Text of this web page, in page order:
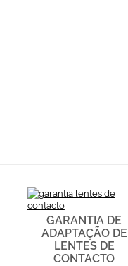
GARANTIA DE
ADAPTAÇÃO DE
LENTES DE
CONTACTO